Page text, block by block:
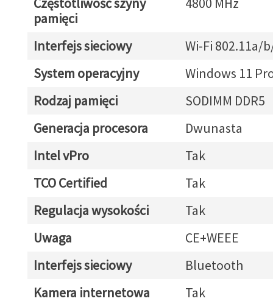
pamięci
Interfejs sieciowy
Wi-Fi 802.11a/
System operacyjny
Windows 11
Rodzaj pamięci
SODIMM DDR5
Generacja procesora
Dwunasta
Intel vPro
Tak
TCO Certified
Tak
Regulacja wysokości
Tak
Uwaga
CE+WEEE
Interfejs sieciowy
Bluetooth
Kamera internetowa
Tak